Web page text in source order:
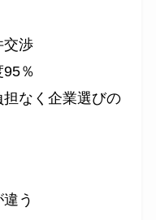
交渉
％
なく企業選びの
う